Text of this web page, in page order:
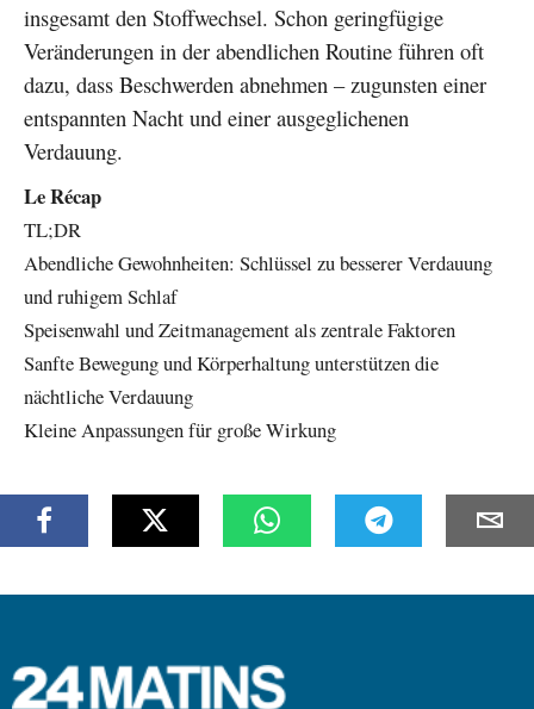
insgesamt den Stoffwechsel. Schon geringfügige
Veränderungen in der abendlichen Routine führen oft
dazu, dass Beschwerden abnehmen – zugunsten einer
entspannten Nacht und einer ausgeglichenen
Verdauung.
Le Récap
TL;DR
Abendliche Gewohnheiten: Schlüssel zu besserer Verdauung
und ruhigem Schlaf
Speisenwahl und Zeitmanagement als zentrale Faktoren
Sanfte Bewegung und Körperhaltung unterstützen die
nächtliche Verdauung
Kleine Anpassungen für große Wirkung